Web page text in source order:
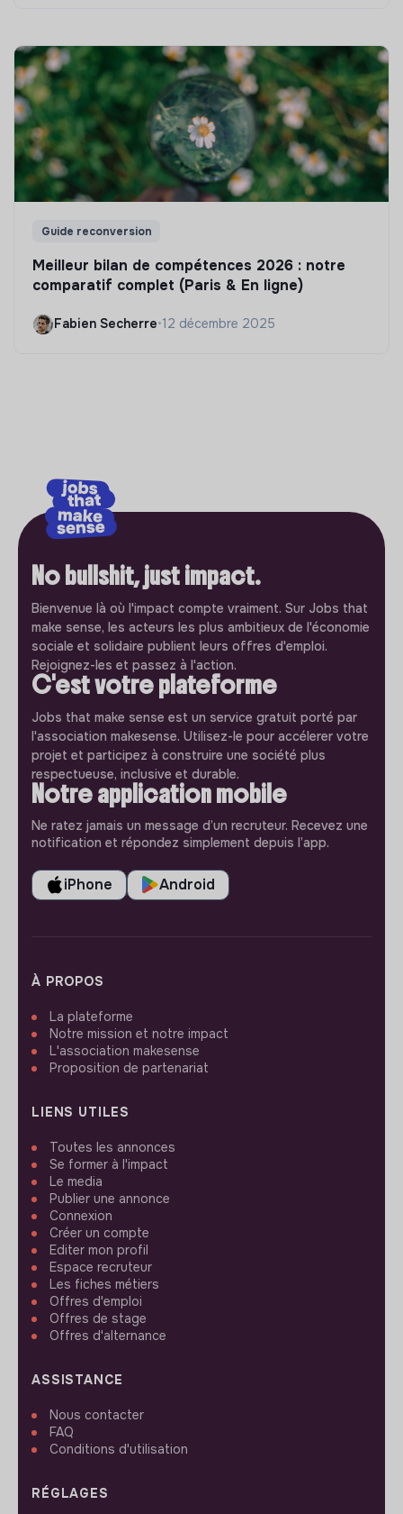
Guide reconversion
Meilleur bilan de compétences 2026 : notre
comparatif complet (Paris & En ligne)
Fabien Secherre•12 décembre 2025
No bullshit, just impact.
Bienvenue là où l'impact compte vraiment. Sur Jobs that
make sense, les acteurs les plus ambitieux de l'économie
sociale et solidaire publient leurs offres d'emploi.
Rejoignez-les et passez à l'action.
C'est votre plateforme
Jobs that make sense est un service gratuit porté par
l'association makesense. Utilisez-le pour accélerer votre
projet et participez à construire une société plus
respectueuse, inclusive et durable.
Notre application mobile
Ne ratez jamais un message d’un recruteur. Recevez une
notification et répondez simplement depuis l’app.
iPhone Android
À PROPOS
La plateforme
Notre mission et notre impact
L'association makesense
Proposition de partenariat
LIENS UTILES
Toutes les annonces
Se former à l'impact
Le media
Publier une annonce
Connexion
Créer un compte
Editer mon profil
Espace recruteur
Les fiches métiers
Offres d'emploi
Offres de stage
Offres d'alternance
ASSISTANCE
Nous contacter
FAQ
Conditions d'utilisation
RÉGLAGES